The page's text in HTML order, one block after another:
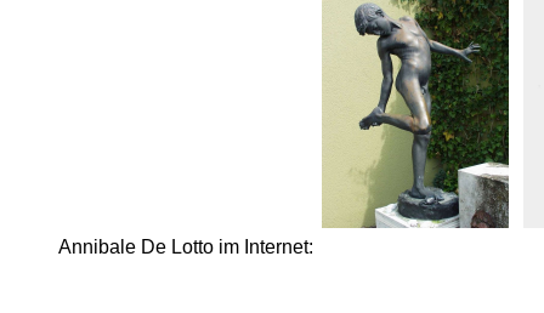
Annibale De Lotto im Internet: